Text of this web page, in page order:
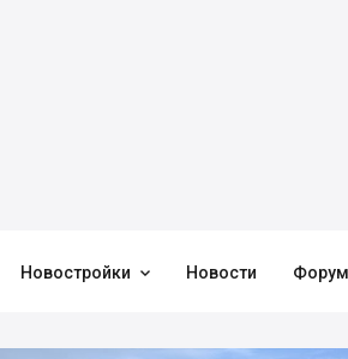
Новостройки  Новости Форум